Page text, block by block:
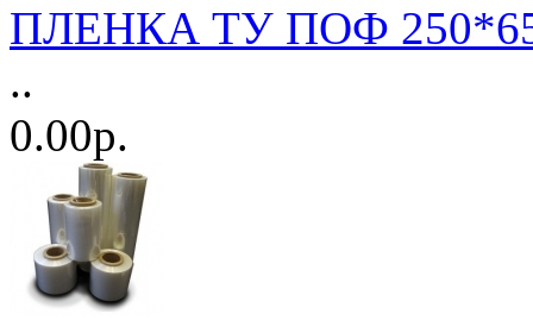
ПЛЕНКА ТУ ПОФ
..
0.00р.